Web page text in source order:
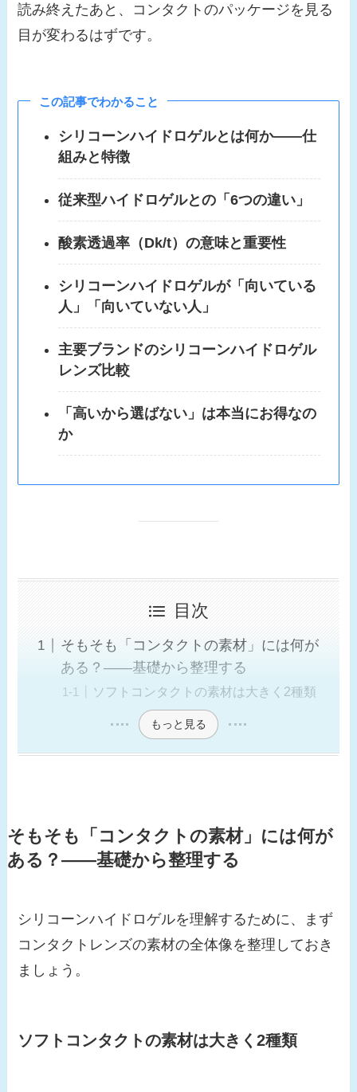
読み終えたあと、コンタクトのパッケージを見る
目が変わるはずです。
この記事でわかること
シリコーンハイドロゲルとは何か——仕
組みと特徴
従来型ハイドロゲルとの「6つの違い」
酸素透過率（Dk/t）の意味と重要性
シリコーンハイドロゲルが「向いている
人」「向いていない人」
主要ブランドのシリコーンハイドロゲル
レンズ比較
「高いから選ばない」は本当にお得なの
か
目次
そもそも「コンタクトの素材」には何が
ある？——基礎から整理する
ソフトコンタクトの素材は大きく2種類
もっと見る
そもそも「コンタクトの素材」には何が
ある？——基礎から整理する
シリコーンハイドロゲルを理解するために、まず
コンタクトレンズの素材の全体像を整理しておき
ましょう。
ソフトコンタクトの素材は大きく2種類